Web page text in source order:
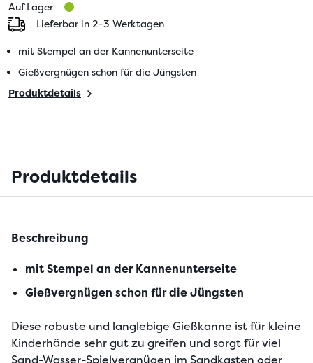
Auf Lager
Lieferbar in 2-3 Werktagen
mit Stempel an der Kannenunterseite
Gießvergnügen schon für die Jüngsten
Produktdetails
Produktdetails
Beschreibung
mit Stempel an der Kannenunterseite
Gießvergnügen schon für die Jüngsten
Diese robuste und langlebige Gießkanne ist für kleine
Kinderhände sehr gut zu greifen und sorgt für viel